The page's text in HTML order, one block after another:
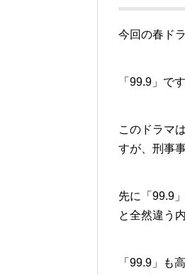
今回の春ド
「 99.9 」で
このドラマ
すが、刑事
先に「99.9
と全然違う
「99.9」も